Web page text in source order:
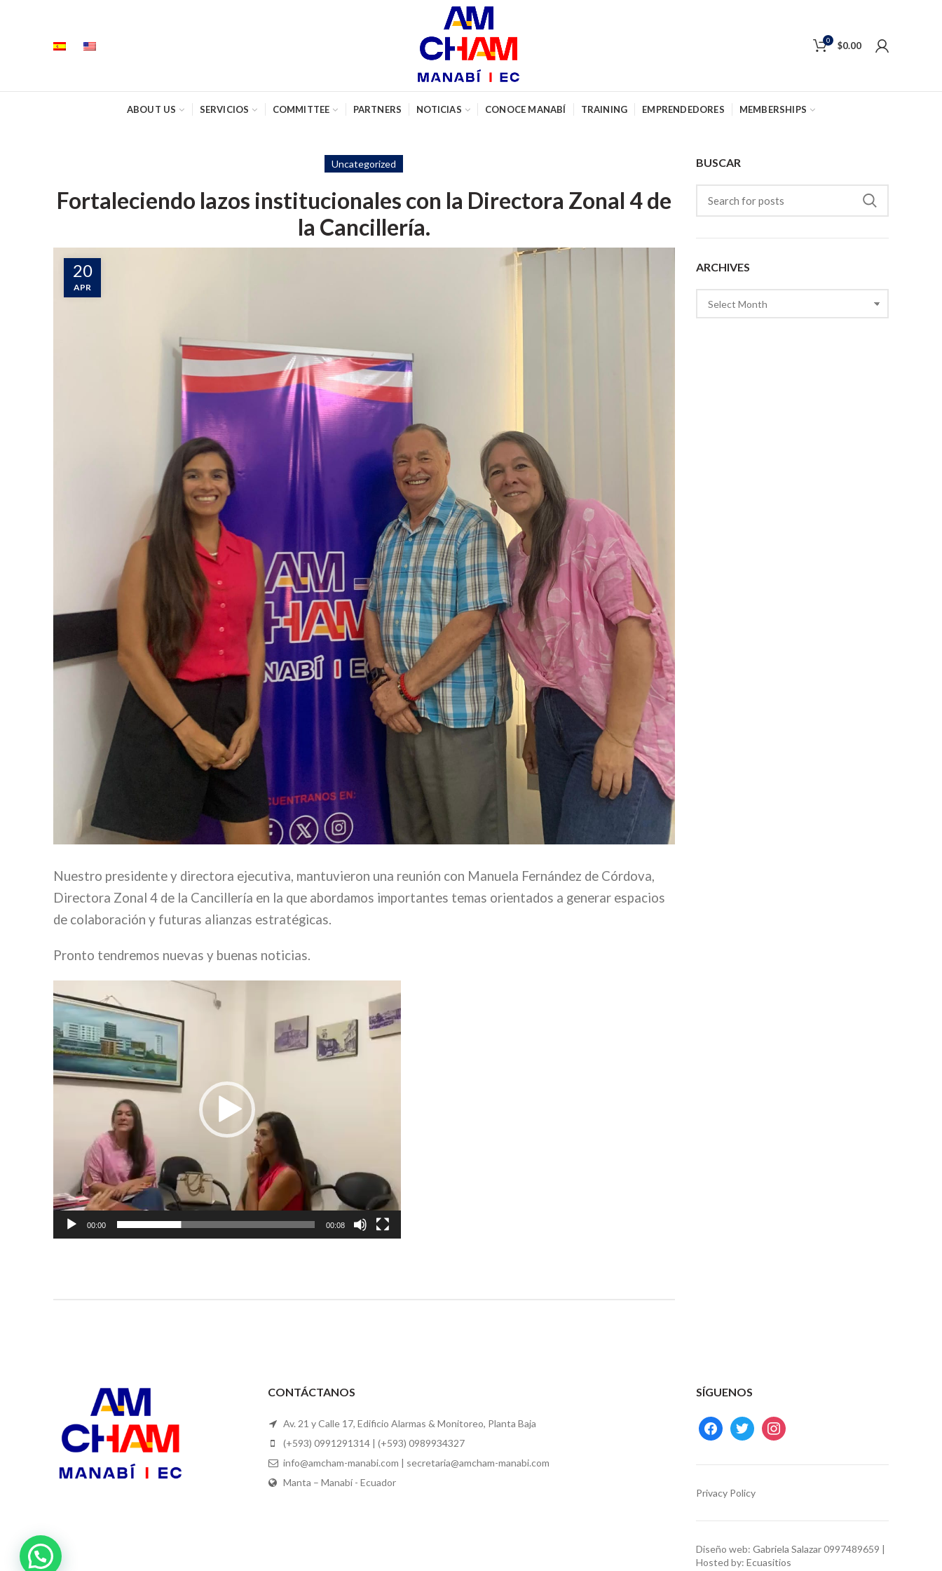
0 $0.00
ABOUT US SERVICIOS COMMITTEE PARTNERS NOTICIAS CONOCE MANABÍ TRAINING EMPRENDEDORES MEMBERSHIPS
Uncategorized
Fortaleciendo lazos institucionales con la Directora Zonal 4 de
la Cancillería.
20
APR
Nuestro presidente y directora ejecutiva, mantuvieron una reunión con Manuela Fernández de Córdova,
Directora Zonal 4 de la Cancillería en la que abordamos importantes temas orientados a generar espacios
de colaboración y futuras alianzas estratégicas.
Pronto tendremos nuevas y buenas noticias.
Player
00:00 00:08
BUSCAR
ARCHIVES
CONTÁCTANOS
Av. 21 y Calle 17, Edificio Alarmas & Monitoreo, Planta Baja
(+593) 0991291314 | (+593) 0989934327
info@amcham-manabi.com | secretaria@amcham-manabi.com
Manta – Manabí - Ecuador
SÍGUENOS
facebooktwitter instagram
Privacy Policy
Diseño web: Gabriela Salazar0997489659 |
Hosted by: Ecuasitios